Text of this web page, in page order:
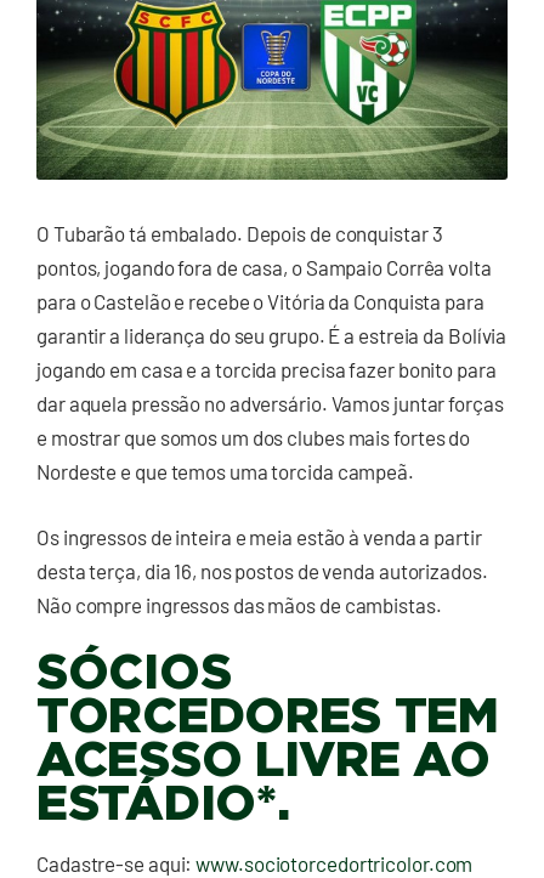
O Tubarão tá embalado. Depois de conquistar 3
pontos, jogando fora de casa, o Sampaio Corrêa volta
para o Castelão e recebe o Vitória da Conquista para
garantir a liderança do seu grupo. É a estreia da Bolívia
jogando em casa e a torcida precisa fazer bonito para
dar aquela pressão no adversário. Vamos juntar forças
e mostrar que somos um dos clubes mais fortes do
Nordeste e que temos uma torcida campeã.
Os ingressos de inteira e meia estão à venda a partir
desta terça, dia 16, nos postos de venda autorizados.
Não compre ingressos das mãos de cambistas.
SÓCIOS
TORCEDORES TEM
ACESSO LIVRE AO
ESTÁDIO*.
Cadastre-se aqui:www.sociotorcedortricolor.com